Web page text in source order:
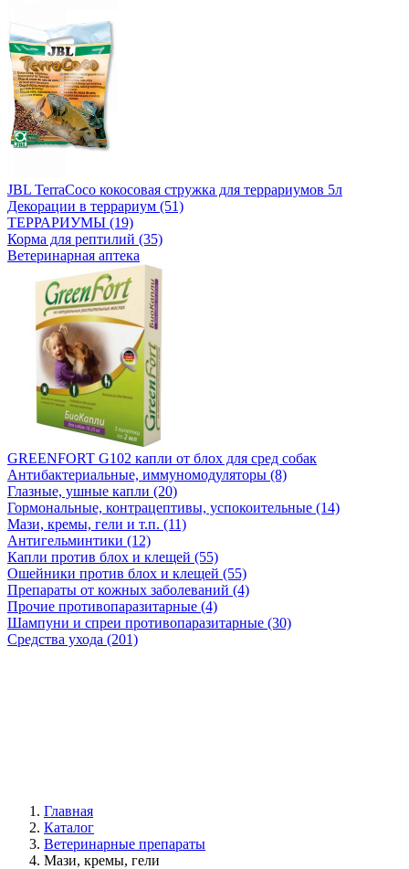
JBL TerraCoco кокосовая стружка для террариумов 5л
Декорации в террариум (51)
ТЕРРАРИУМЫ (19)
Корма для рептилий (35)
Ветеринарная аптека
GREENFORT G102 капли от блох для сред собак
Антибактериальные, иммуномодуляторы (8)
Глазные, ушные капли (20)
Гормональные, контрацептивы, успокоительные (14)
Мази, кремы, гели и т.п. (11)
Антигельминтики (12)
Капли против блох и клещей (55)
Ошейники против блох и клещей (55)
Препараты от кожных заболеваний (4)
Прочие противопаразитарные (4)
Шампуни и спреи противопаразитарные (30)
Средства ухода (201)
Главная
Каталог
Ветеринарные препараты
Мази, кремы, гели